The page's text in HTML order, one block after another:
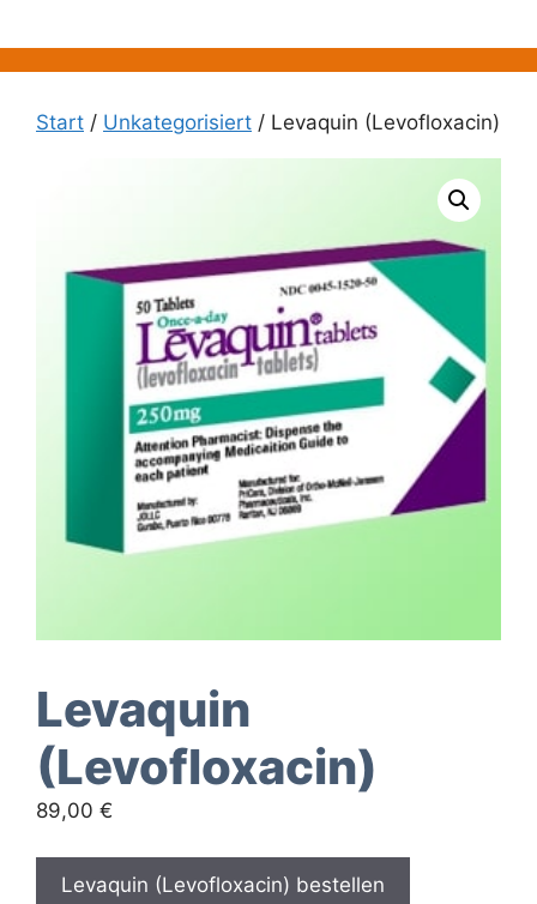
Inhalt
springen
Start / Unkategorisiert / Levaquin (Levofloxacin)
Levaquin
(Levofloxacin)
89,00 €
Levaquin (Levofloxacin) bestellen